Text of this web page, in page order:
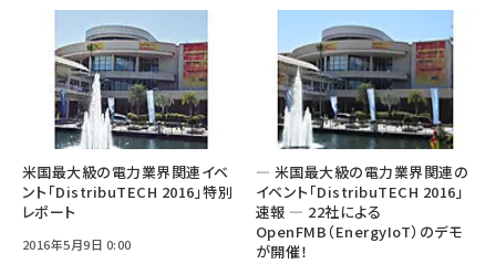
米国最大級の電力業界関連イベ
ント「DistribuTECH 2016」特別
レポート
2016年5月9日 0:00
― 米国最大級の電力業界関連の
イベント「DistribuTECH 2016」
速報 ― 22社による
OpenFMB（EnergyIoT）のデモ
が開催！